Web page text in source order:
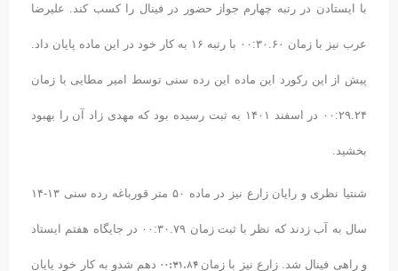
با ایستادن در رتبه چهارم جواز حضور در فینال را کسب کند. علیرضا
عرب نیز با زمان ۰۰:۳۰.۶۰ با رتبه ۱۶ به کار خود در این ماده پایان داد.
پیش از این رکورد این ماده این رده سنی توسط امیر مطایی با زمان
۰۰:۲۹.۲۴ در اسفند ۱۴۰۱ به ثبت رسیده بود که مهدی زاد آن را بهبود
بخشید.
شنتیا نظری و رایان زارع نیز در ماده ۵۰ متر قورباغه رده سنی ۱۳-۱۴
سال به آب زدند که نظر با ثبت زمان ۰۰:۳۰.۷۹ در جایگاه هفتم ایستاد
و راهی فینال شد. زارع نیز با زمان ۰۰:۳۱.۸۴ دهم شدو به کار خود پایان